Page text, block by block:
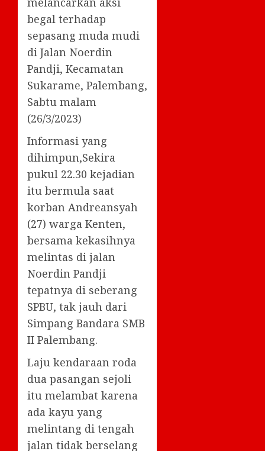
begal terhadap
sepasang muda mudi
di Jalan Noerdin
Pandji, Kecamatan
Sukarame, Palembang,
Sabtu malam
(26/3/2023)
Informasi yang
dihimpun,Sekira
pukul 22.30 kejadian
itu bermula saat
korban Andreansyah
(27) warga Kenten,
bersama kekasihnya
melintas di jalan
Noerdin Pandji
tepatnya di seberang
SPBU, tak jauh dari
Simpang Bandara SMB
II Palembang.
Laju kendaraan roda
dua pasangan sejoli
itu melambat karena
ada kayu yang
melintang di tengah
jalan tidak berselang